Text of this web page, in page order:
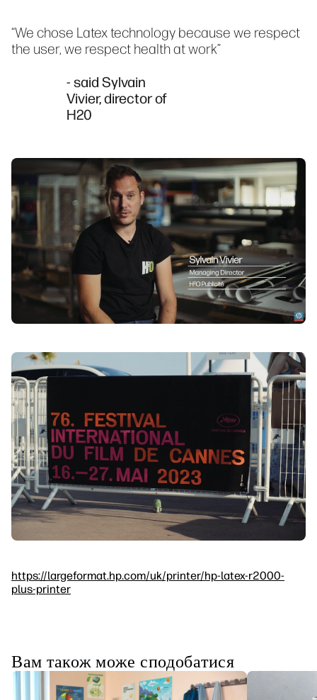
“We chose Latex technology because we respect
the user, we respect health at work”
- said Sylvain
Vivier, director of
H20
https://largeformat.hp.com/uk/printer/hp-latex-r2000-
plus-printer
Вам також може сподобатися